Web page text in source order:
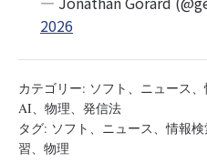
2026
カテゴリー: ソフト 、 ニュース、
AI、 物理、 発信法
タグ: ソフト 、 ニュース、情報
習、 物理